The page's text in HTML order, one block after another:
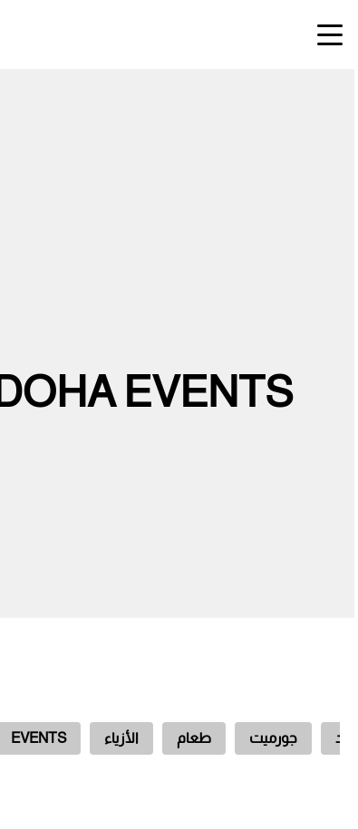
DOHA EVENTS
EVENTS الأزياء طعام جورميت